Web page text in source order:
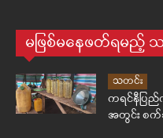
မဖြစ်မနေဖတ်ရမည့် သ
သတင်း
ကရင်နီပြ
အတွင်း စက်